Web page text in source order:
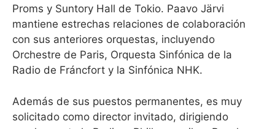
Proms y Suntory Hall de Tokio. Paavo Järvi
mantiene estrechas relaciones de colaboración
con sus anteriores orquestas, incluyendo
Orchestre de Paris, Orquesta Sinfónica de la
Radio de Fráncfort y la Sinfónica NHK.
Además de sus puestos permanentes, es muy
solicitado como director invitado, dirigiendo